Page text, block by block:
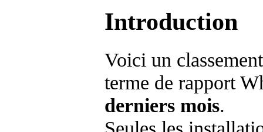
Introduction
Voici un
terme de rapport
derniers mois.